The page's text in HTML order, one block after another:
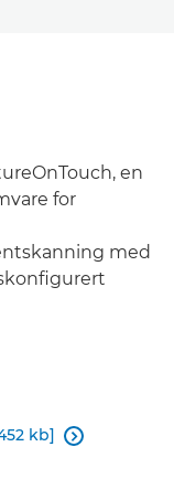
en
for
med
kb] 